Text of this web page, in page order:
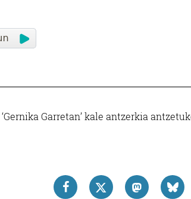
‘Gernika Garretan’ kale antzerkia